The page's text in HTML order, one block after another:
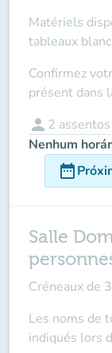
Matériels
tableaux
Confirmez
présent dans
person 2 assentos
Nenhum
date_range
Salle
Créneaux de
Les noms de
indiqués lors